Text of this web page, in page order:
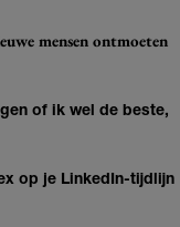
mensen ontmoeten
of ik wel de beste,
op je LinkedIn-tijdlijn